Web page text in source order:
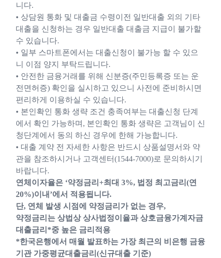
니다.
• 상담원 통화 및 대출금 수령이전 일반대출 외의 기타
대출을 신청하는 경우 일반대출 대출금 지급이 불가할
수 있습니다.
• 일부 스마트폰에서는 대출신청이 불가능 할 수 있으
니 이점 양지 부탁드립니다.
• 안전한 금융거래를 위해 신분증(주민등록증 또는 운
전면허증) 확인을 실시하고 있으니 사전에 준비하시면
편리하게 이용하실 수 있습니다.
• 본인확인 통화 생략 조건 충족여부는 대출신청 단계
에서 확인 가능하며, 본인확인 통화 생략은 고객님이 신
청단계에서 동의 하신 경우에 한해 가능합니다.
• 대출 계약 전 자세한 사항은 반드시 상품설명서와 약
관을 참조하시거나 고객센터(1544-7000)로 문의하시기
바랍니다.
연체이자율은 ‘약정금리+최대 3%, 법정 최고금리(연
20%)이내’에서 적용됩니다.
단, 연체 발생 시점에 약정금리가 없는 경우,
약정금리는 상법상 상사법정이율과 상호금융가계자금
대출금리*중 높은 금리적용
*한국은행에서 매월 발표하는 가장 최근의 비은행 금융
기관 가중평균대출금리(신규대출 기준)